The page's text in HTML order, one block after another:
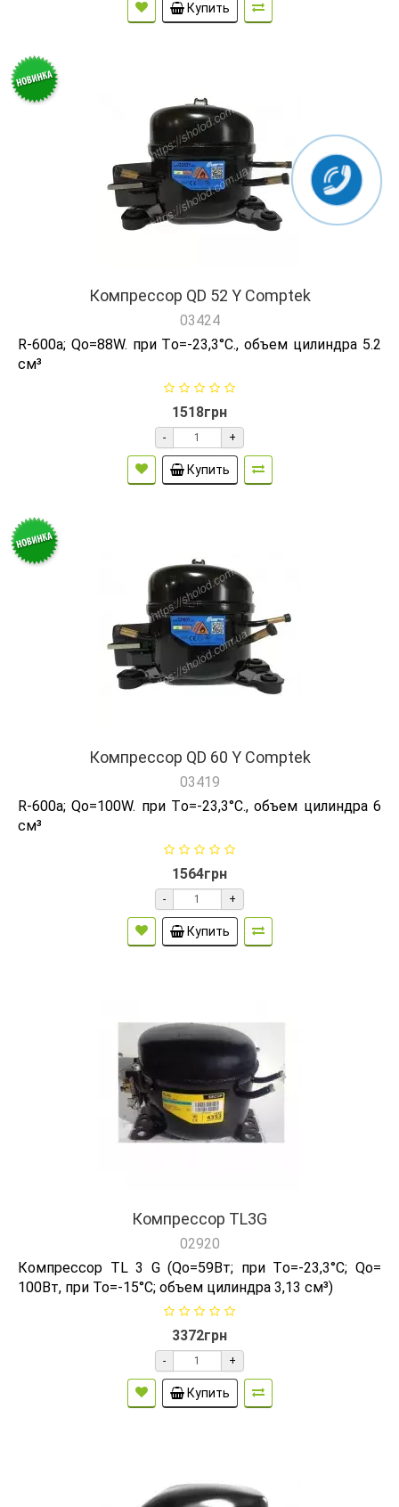
Купить
Компрессор QD 52 Y Comptek
03424
R-600а; Qо=88W. при Tо=-23,3°C., объем цилиндра 5.2
см³
1518грн
- +
Купить
Компрессор QD 60 Y Comptek
03419
R-600а; Qо=100W. при Tо=-23,3°C., объем цилиндра 6
см³
1564грн
- +
Купить
Компрессор TL3G
02920
Компрессор TL 3 G (Qо=59Вт; при Tо=-23,3°C; Qo=
100Bт, при То=-15°С; объем цилиндра 3,13 см³)
3372грн
- +
Купить